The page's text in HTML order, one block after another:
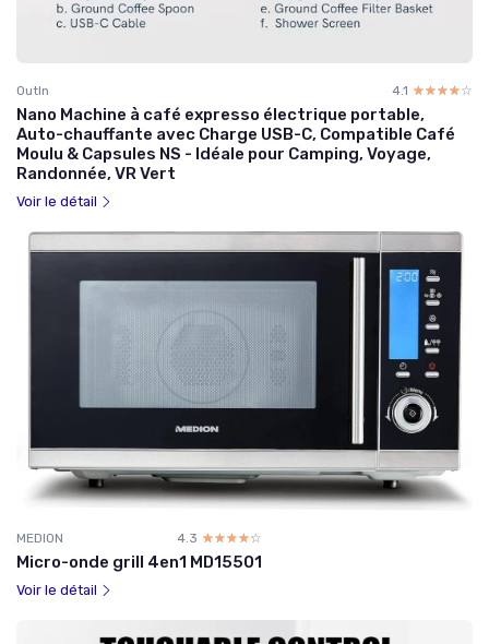
OutIn 4.1 ☆☆☆☆☆
★★★★★
Nano Machine à café expresso électrique portable,
Auto-chauffante avec Charge USB-C, Compatible Café
Moulu & Capsules NS - Idéale pour Camping, Voyage,
Randonnée, VR Vert
Voir le détail
MEDION 4.3 ☆☆☆☆☆
★★★★★
Micro-onde grill 4en1 MD15501
Voir le détail